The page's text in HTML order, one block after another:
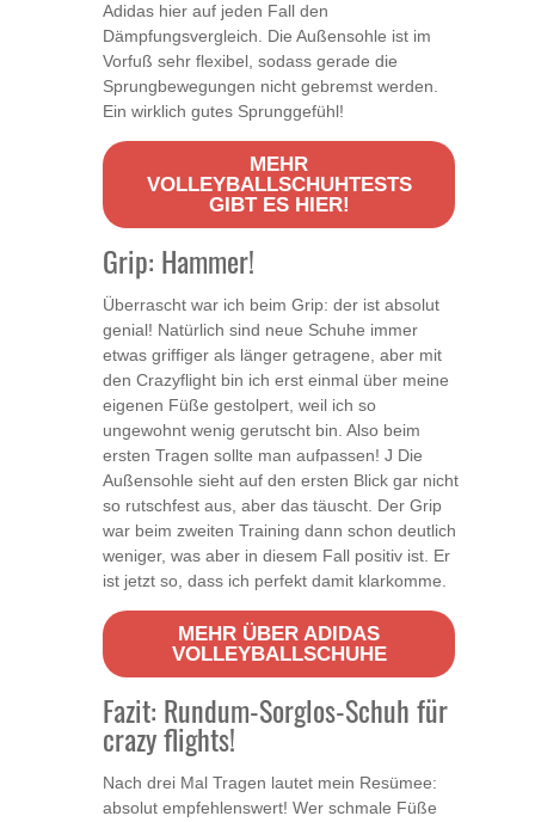
Adidas hier auf jeden Fall den
Dämpfungsvergleich. Die Außensohle ist im
Vorfuß sehr flexibel, sodass gerade die
Sprungbewegungen nicht gebremst werden.
Ein wirklich gutes Sprunggefühl!
MEHR
VOLLEYBALLSCHUHTESTS
GIBT ES HIER!
Grip: Hammer!
Überrascht war ich beim Grip: der ist absolut
genial! Natürlich sind neue Schuhe immer
etwas griffiger als länger getragene, aber mit
den Crazyflight bin ich erst einmal über meine
eigenen Füße gestolpert, weil ich so
ungewohnt wenig gerutscht bin. Also beim
ersten Tragen sollte man aufpassen! J Die
Außensohle sieht auf den ersten Blick gar nicht
so rutschfest aus, aber das täuscht. Der Grip
war beim zweiten Training dann schon deutlich
weniger, was aber in diesem Fall positiv ist. Er
ist jetzt so, dass ich perfekt damit klarkomme.
MEHR ÜBER ADIDAS
VOLLEYBALLSCHUHE
Fazit: Rundum-Sorglos-Schuh für
crazy flights!
Nach drei Mal Tragen lautet mein Resümee:
absolut empfehlenswert! Wer schmale Füße